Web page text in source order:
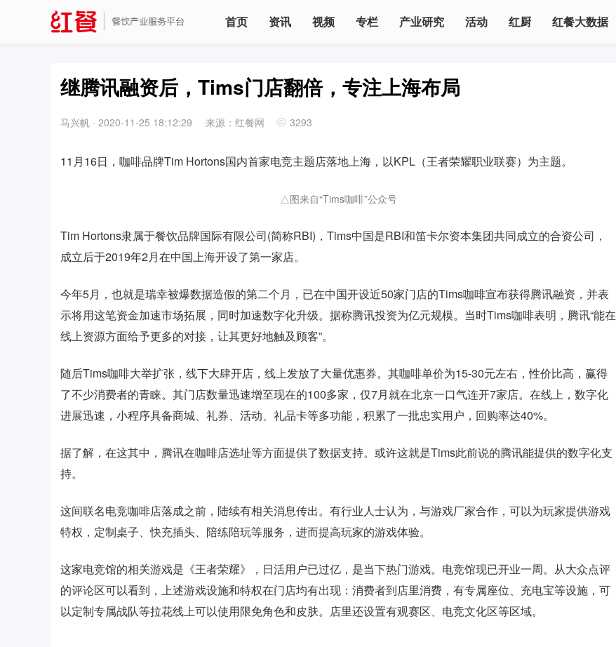
首页 资讯 视频 专栏 产业研究 活动 红厨 红餐大数据
继腾讯融资后，Tims门店翻倍，专注上海布局
马兴帆 · 2020-11-25 18:12:29 来源：红餐网 3293
11月16日，咖啡品牌Tim Hortons国内首家电竞主题店落地上海，以KPL（王者荣耀职业联赛）为主题。
△图来自“Tims咖啡”公众号
Tim Hortons隶属于餐饮品牌国际有限公司(简称RBI)，Tims中国是RBI和笛卡尔资本集团共同成立的合资公司，
成立后于2019年2月在中国上海开设了第一家店。
今年5月，也就是瑞幸被爆数据造假的第二个月，已在中国开设近50家门店的Tims咖啡宣布获得腾讯融资，并表
示将用这笔资金加速市场拓展，同时加速数字化升级。据称腾讯投资为亿元规模。当时Tims咖啡表明，腾讯“能在
线上资源方面给予更多的对接，让其更好地触及顾客”。
随后Tims咖啡大举扩张，线下大肆开店，线上发放了大量优惠券。其咖啡单价为15-30元左右，性价比高，赢得
了不少消费者的青睐。其门店数量迅速增至现在的100多家，仅7月就在北京一口气连开7家店。在线上，数字化
进展迅速，小程序具备商城、礼券、活动、礼品卡等多功能，积累了一批忠实用户，回购率达40%。
据了解，在这其中，腾讯在咖啡店选址等方面提供了数据支持。或许这就是Tims此前说的腾讯能提供的数字化支
持。
这间联名电竞咖啡店落成之前，陆续有相关消息传出。有行业人士认为，与游戏厂家合作，可以为玩家提供游戏
特权，定制桌子、快充插头、陪练陪玩等服务，进而提高玩家的游戏体验。
这家电竞馆的相关游戏是《王者荣耀》，日活用户已过亿，是当下热门游戏。电竞馆现已开业一周。从大众点评
的评论区可以看到，上述游戏设施和特权在门店均有出现：消费者到店里消费，有专属座位、充电宝等设施，可
以定制专属战队等拉花线上可以使用限免角色和皮肤。店里还设置有观赛区、电竞文化区等区域。